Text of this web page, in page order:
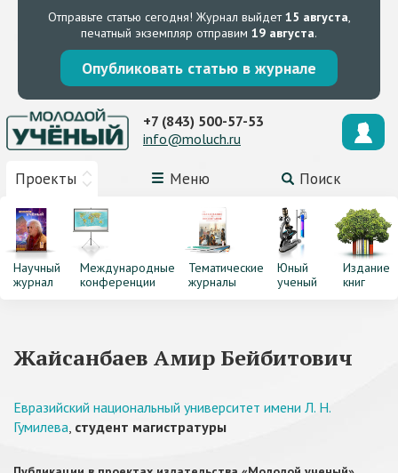
Отправьте статью сегодня! Журнал выйдет15 августа,
печатный экземпляр отправим 19 августа.
Опубликовать статью в журнале
Проекты Меню Поиск
+7 (843) 500-57-53
info@moluch.ru
Научный
журнал
Международные
конференции
Тематические
журналы
Юный
ученый
Издание
книг
Жайсанбаев Амир Бейбитович
Евразийский национальный университет имени Л. Н.
Гумилева, студент магистратуры